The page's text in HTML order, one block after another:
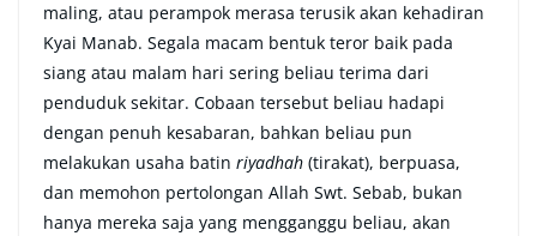
maling, atau perampok merasa terusik akan kehadiran
Kyai Manab. Segala macam bentuk teror baik pada
siang atau malam hari sering beliau terima dari
penduduk sekitar. Cobaan tersebut beliau hadapi
dengan penuh kesabaran, bahkan beliau pun
melakukan usaha batin riyadhah (tirakat), berpuasa,
dan memohon pertolongan Allah Swt. Sebab, bukan
hanya mereka saja yang mengganggu beliau, akan